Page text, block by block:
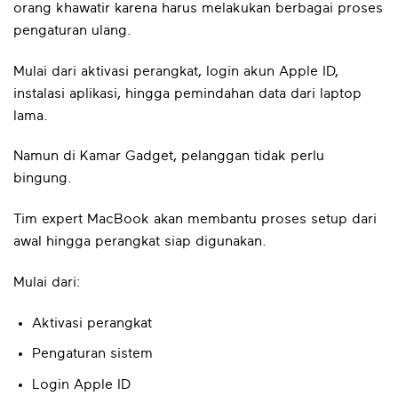
orang khawatir karena harus melakukan berbagai proses
pengaturan ulang.
Mulai dari aktivasi perangkat, login akun Apple ID,
instalasi aplikasi, hingga pemindahan data dari laptop
lama.
Namun di Kamar Gadget, pelanggan tidak perlu
bingung.
Tim expert MacBook akan membantu proses setup dari
awal hingga perangkat siap digunakan.
Mulai dari:
Aktivasi perangkat
Pengaturan sistem
Login Apple ID